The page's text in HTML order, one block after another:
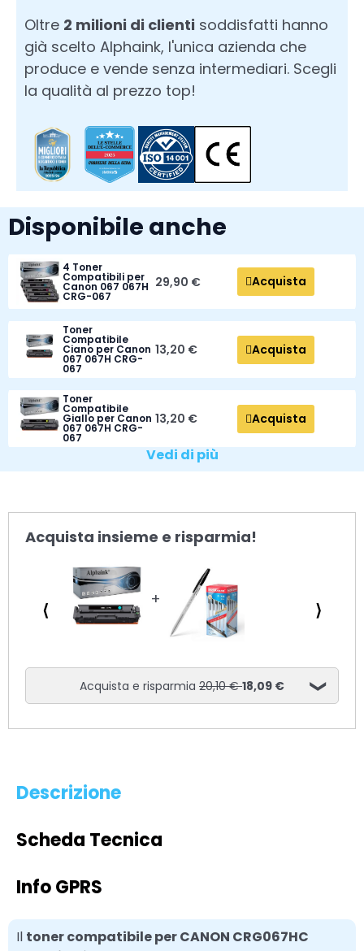
Oltre 2 milioni di clienti soddisfatti hanno
già scelto Alphaink, l'unica azienda che
produce e vende senza intermediari. Scegli
la qualità al prezzo top!
Disponibile anche
4 Toner
Compatibili per
Canon 067 067H
CRG-067
29,90 € Acquista
Toner
Compatibile
Ciano per Canon
067 067H CRG-
067
13,20 € Acquista
Toner
Compatibile
Giallo per Canon
067 067H CRG-
067
13,20 € Acquista
Vedi di più
Acquista insieme e risparmia!
⟨ ⟩
Acquista e risparmia 20,10 €18,09 €
Descrizione
Scheda Tecnica
Info GPRS
Il toner compatibile per CANON CRG067HC